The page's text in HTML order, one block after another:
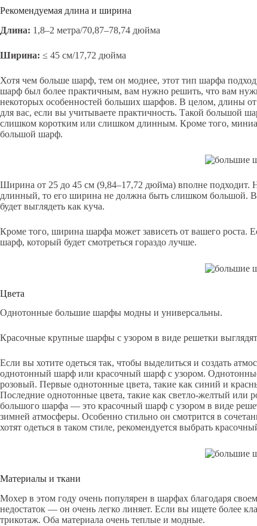
Рекомендуемая длина и ширина
Длина: 1,8–2 метра/70,87–78,74 дюйма
Ширина: ≤ 45 см/17,72 дюйма
Хотя чем больше шарф, тем он моднее, этот тип шарфа
шарф был более практичным, вам нужно решить, что вам
некоторых особенностей больших шарфов. В целом, длины
для вас, если вы учитываете практичность. Такой большой
слишком коротким или слишком длинным. Кроме того,
большой шарф.
Ширина от 25 до 45 см (9,84–17,72 дюйма) вполне
длинный, то его ширина не должна быть слишком большой.
будет выглядеть как куча.
Кроме того, ширина шарфа может зависеть от вашего роста.
шарф, который будет смотреться гораздо лучше.
Цвета
Однотонные большие шарфы модны и универсальны.
Красочные крупные шарфы с узором в виде решетки выглядят
Если вы хотите одеться так, чтобы выделиться и создать
однотонный шарф или красочный шарф с узором.
розовый. Первые однотонные цвета, такие как синий и
Последние однотонные цвета, такие как светло-желтый или
большого шарфа — это красочный шарф с узором в виде
зимней атмосферы. Особенно стильно он смотрится в
хотят одеться в таком стиле, рекомендуется выбрать
Материалы и ткани
Мохер в этом году очень популярен в шарфах благодаря
недостаток — он очень легко линяет. Если вы ищете более
трикотаж. Оба материала очень теплые и модные.